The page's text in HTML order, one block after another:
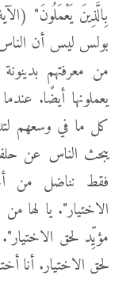
بولس ليس أن الناس
من معرفتهم
يعملونها أيضًا.
كل ما في وسعهم
يبحث الناس عن
فقط نناضل من
الاختيار". يا لها
مؤيِّد لحق
لحق الاختيار. أنا